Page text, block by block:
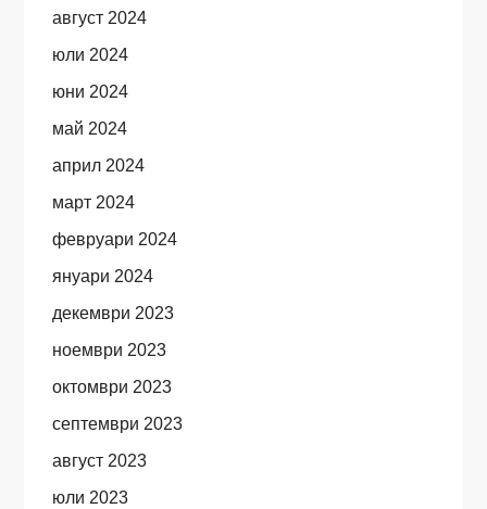
август 2024
юли 2024
юни 2024
май 2024
април 2024
март 2024
февруари 2024
януари 2024
декември 2023
ноември 2023
октомври 2023
септември 2023
август 2023
юли 2023